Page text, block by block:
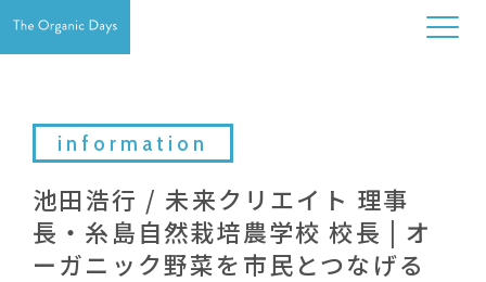
information
池田浩行 / 未来クリエイト 理事
長・糸島自然栽培農学校 校長 | オ
ーガニック野菜を市民とつなげる